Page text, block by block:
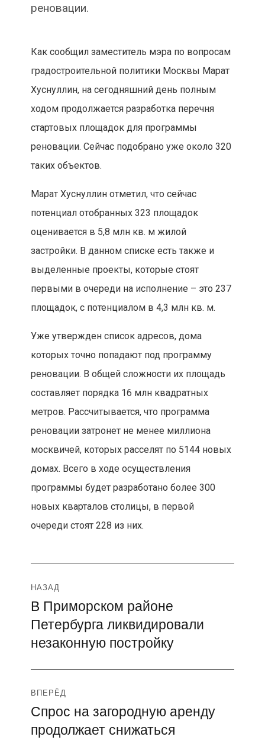
реновации.
Как сообщил заместитель мэра по вопросам
градостроительной политики Москвы Марат
Хуснуллин, на сегодняшний день полным
ходом продолжается разработка перечня
стартовых площадок для программы
реновации. Сейчас подобрано уже около 320
таких объектов.
Марат Хуснуллин отметил, что сейчас
потенциал отобранных 323 площадок
оценивается в 5,8 млн кв. м жилой
застройки. В данном списке есть также и
выделенные проекты, которые стоят
первыми в очереди на исполнение – это 237
площадок, с потенциалом в 4,3 млн кв. м.
Уже утвержден список адресов, дома
которых точно попадают под программу
реновации. В общей сложности их площадь
составляет порядка 16 млн квадратных
метров. Рассчитывается, что программа
реновации затронет не менее миллиона
москвичей, которых расселят по 5144 новых
домах. Всего в ходе осуществления
программы будет разработано более 300
новых кварталов столицы, в первой
очереди стоят 228 из них.
Навигация
по
записям
НАЗАД
Предыдущая
запись:
В Приморском районе
Петербурга ликвидировали
незаконную постройку
ВПЕРЁД
Следующая
запись:
Спрос на загородную аренду
продолжает снижаться